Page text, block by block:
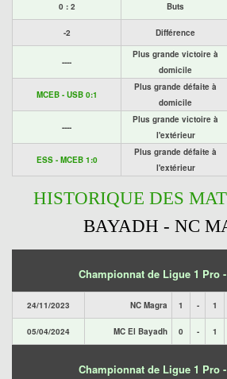
0 : 2 Buts
-2 Différence
----
Plus grande victoire à
domicile
MCEB - USB 0:1
Plus grande défaite à
domicile
----
Plus grande victoire à
l'extérieur
ESS - MCEB 1:0
Plus grande défaite à
l'extérieur
HISTORIQUE DES
BAYADH - NC
Championnat de Ligue 1 Pro -
24/11/2023 NC Magra 1 - 1
05/04/2024 MC El Bayadh 0 - 1
Championnat de Ligue 1 Pro -